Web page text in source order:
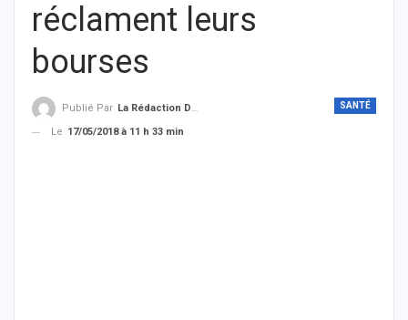
réclament leurs
bourses
SANTÉ
Publié Par La Rédaction De THIEYSENEGAL.com
Le 17/05/2018 à 11 h 33 min